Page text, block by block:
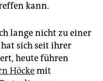
kann.
lange nicht zu einer
sich seit ihrer
heute führen
Höckemit